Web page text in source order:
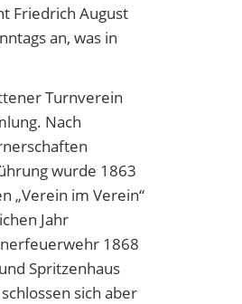
Friedrich August
an, was in
Turnverein
Nach
wurde 1863
„Verein im Verein“
Jahr
1868
Spritzenhaus
sich aber